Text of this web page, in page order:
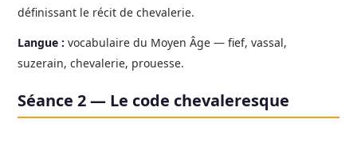
définissant le récit de chevalerie.
Langue : vocabulaire du Moyen Âge — fief, vassal,
suzerain, chevalerie, prouesse.
Séance 2 — Le code chevaleresque